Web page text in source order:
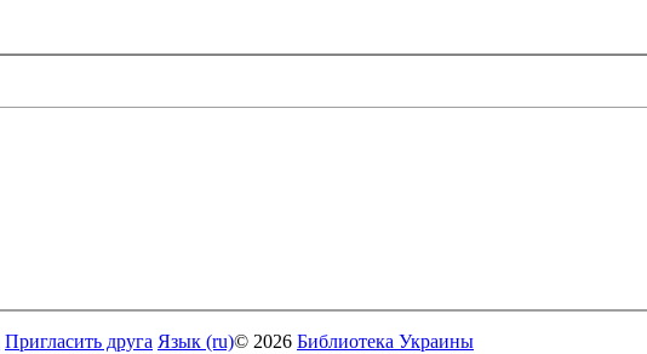
Пригласить друга Язык (ru)© 2026 Библиотека Украины